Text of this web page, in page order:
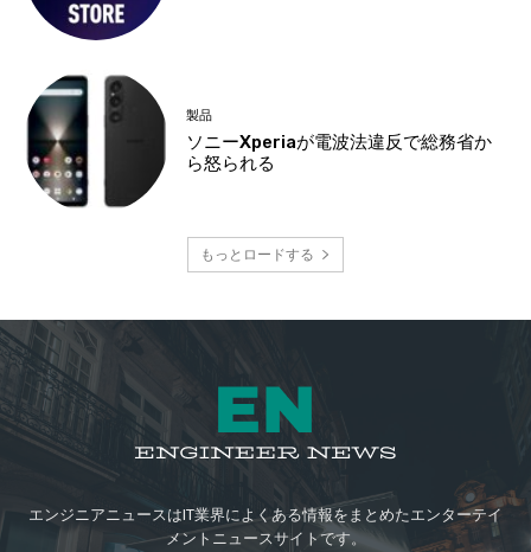
製品
ソニーXperiaが電波法違反で総務省か
ら怒られる
もっとロードする
エンジニアニュースはIT業界によくある情報をまとめたエンターテイ
メントニュースサイトです。